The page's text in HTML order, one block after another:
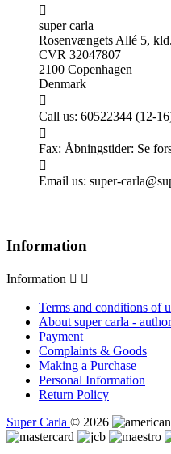

super carla
Rosenvængets Allé 5, kld.
CVR 32047807
2100 Copenhagen
Denmark

Call us: 60522344 (12-

Fax: Åbningstider: Se

Email us: super-
Information
Information  
Terms and conditions of
About super carla -
Payment
Complaints & Goods
Making a Purchase
Personal Information
Return Policy
Super Carla © 2026